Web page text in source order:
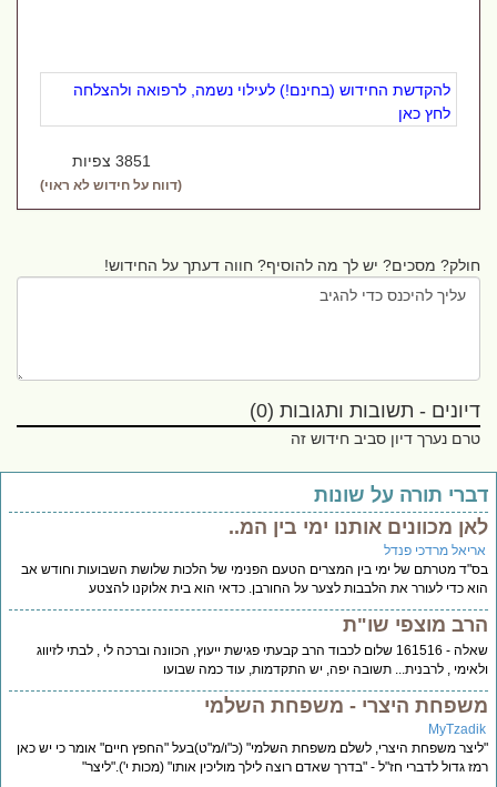
להקדשת החידוש (בחינם!) לעילוי נשמה, לרפואה ולהצלחה
לחץ כאן
3851 צפיות
(דווח על חידוש לא ראוי)
חולק? מסכים? יש לך מה להוסיף? חווה דעתך על החידוש!
דיונים - תשובות ותגובות (0)
טרם נערך דיון סביב חידוש זה
תורה על שונות
מכוונים אותנו ימי בין המ..
מרדכי פנדל
מטרתם של ימי בין המצרים הטעם הפנימי של הלכות שלושת השבועות וחודש אב
כדי לעורר את הלבבות לצער על החורבן. כדאי הוא בית אלוקנו להצטע
מוצפי שו"ת
שאלה - 161516 שלום לכבוד הרב קבעתי פגישת ייעוץ, הכוונה וברכה לי , לבתי לזיווג
, לרבנית... תשובה יפה, יש התקדמות, עוד כמה שבועו
היצרי - משפחת השלמי
משפחת היצרי, לשלם משפחת השלמי" (כ"ו/מ"ט)בעל "החפץ חיים" אומר כי יש כאן
גדול לדברי חז"ל - "בדרך שאדם רוצה לילך מוליכין אותו" (מכות י')."ליצר"